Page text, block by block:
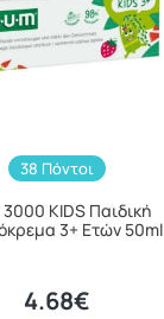
38 Πόντοι
3000 KIDS Παιδική
3+ Ετών 50ml
4.68€